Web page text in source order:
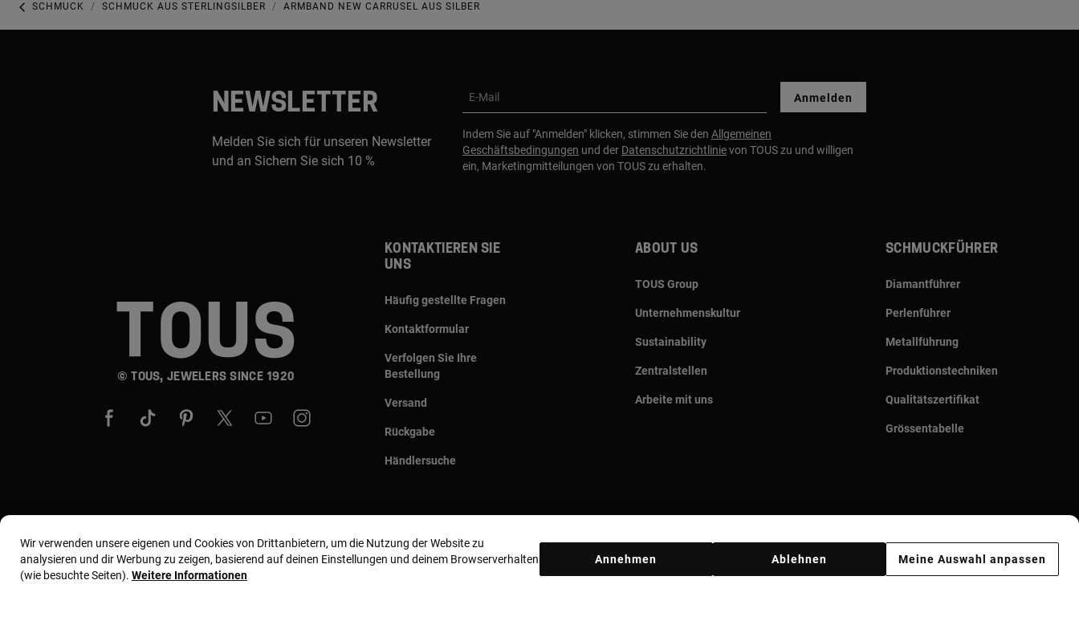
SCHMUCK SCHMUCK AUS STERLINGSILBER ARMBAND NEW CARRUSEL AUS SILBER
NEWSLETTER
Melden Sie sich für unseren Newsletter
und an Sichern Sie sich 10 %
E-Mail Anmelden
Indem Sie auf "Anmelden" klicken, stimmen Sie den Allgemeinen
Geschäftsbedingungen und der Datenschutzrichtlinievon TOUS zu und willigen
ein, Marketingmitteilungen von TOUS zu erhalten.
© TOUS, JEWELERS SINCE 1920
Kontaktieren sie
uns
Häufig gestellte Fragen
Kontaktformular
Verfolgen Sie Ihre
Bestellung
Versand
Rückgabe
Händlersuche
About us
TOUS Group
Unternehmenskultur
Sustainability
Zentralstellen
Arbeite mit uns
Schmuckführer
Diamantführer
Perlenführer
Metallführung
Produktionstechniken
Qualitätszertifikat
Grössentabelle
Land und Währung: Germany / Euro
Wir verwenden unsere eigenen und Cookies von Drittanbietern, um die Nutzung der Website zu
analysieren und dir Werbung zu zeigen, basierend auf deinen Einstellungen und deinem Browserverhalten
(wie besuchte Seiten). Weitere Informationen
Meine Auswahl anpassen
Ablehnen
Annehmen